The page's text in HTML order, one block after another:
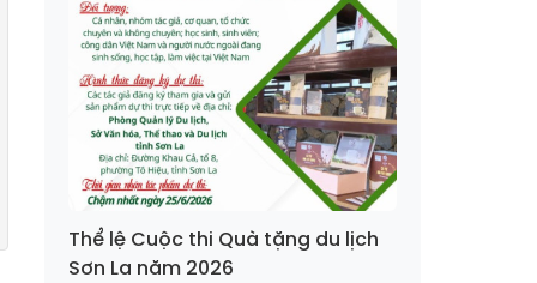
Thể lệ Cuộc thi Quà tặng du lịch
Sơn La năm 2026